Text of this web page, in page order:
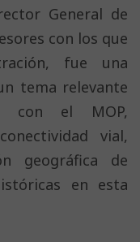
General de
con los que
fue una
tema relevante
con el MOP,
vial,
geográfica de
en esta